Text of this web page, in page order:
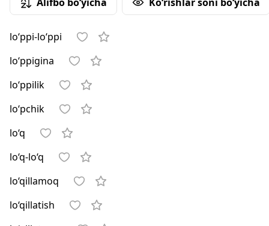
lo‘ppi-lo‘ppi
lo‘ppigina
lo‘ppilik
lo‘pchik
lo‘q
lo‘q-lo‘q
lo‘qillamoq
lo‘qillatish